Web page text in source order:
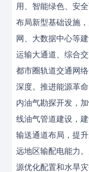
用、智能绿色、安
布局新型基础设施
网、大数据中心等
运输大通道、综合
都市圈轨道交通网
深度。推进能源革
内油气勘探开发，
线油气管道建设，
输送通道布局，提
远地区输配电能力
源优化配置和水旱灾